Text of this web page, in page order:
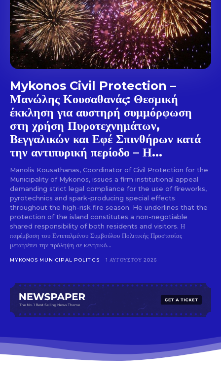
SUBSCRIBE
Mykonos Civil Protection –
Μανώλης Κουσαθανάς: Θεσμική
έκκληση για αυστηρή συμμόρφωση
στη χρήση Πυροτεχνημάτων,
Βεγγαλικών και Εφέ Σπινθήρων κατά
την αντιπυρική περίοδο – Η...
Manolis Kousathanas, Coordinator of Civil Protection for the
Municipality of Mykonos, issues a firm institutional appeal
demanding strict legal compliance for the use of fireworks,
pyrotechnics and spark-producing special effects
throughout the high-risk fire season. He underlines that the
protection of the island constitutes a non-negotiable
shared responsibility of both residents and visitors. Η
παρέμβαση του Εντεταλμένου Συμβούλου Πολιτικής Προστασίας
μετατρέπει την πρόληψη σε κεντρικό...
MYKONOS MUNICIPAL POLITICS 1 ΑΥΓΟΎΣΤΟΥ 2026